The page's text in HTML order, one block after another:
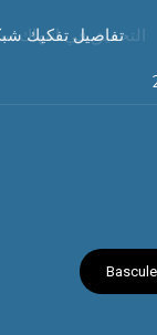
تفاصيل تفكيك
التحقيق في